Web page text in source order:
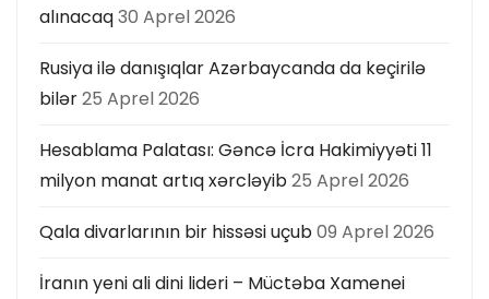
alınacaq30 Aprel 2026
Rusiya ilə danışıqlar Azərbaycanda da keçirilə
bilər25 Aprel 2026
Hesablama Palatası: Gəncə İcra Hakimiyyəti 11
milyon manat artıq xərcləyib25 Aprel 2026
Qala divarlarının bir hissəsi uçub09 Aprel 2026
İranın yeni ali dini lideri – Müctəba Xamenei